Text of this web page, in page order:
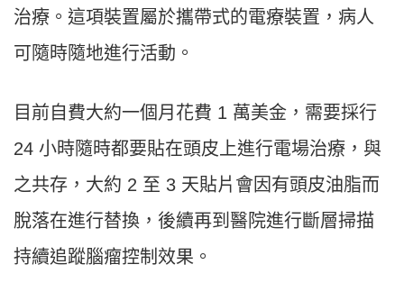
治療。這項裝置屬於攜帶式的電療裝置，病人
可隨時隨地進行活動。
目前自費大約一個月花費 1 萬美金，需要採行
24 小時隨時都要貼在頭皮上進行電場治療，與
之共存，大約 2 至 3 天貼片會因有頭皮油脂而
脫落在進行替換，後續再到醫院進行斷層掃描
持續追蹤腦瘤控制效果。